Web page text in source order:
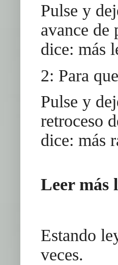
Pulse y
avance de
dice: más
2: Para
Pulse y
retroceso
dice: más
Leer más
Estando
veces.